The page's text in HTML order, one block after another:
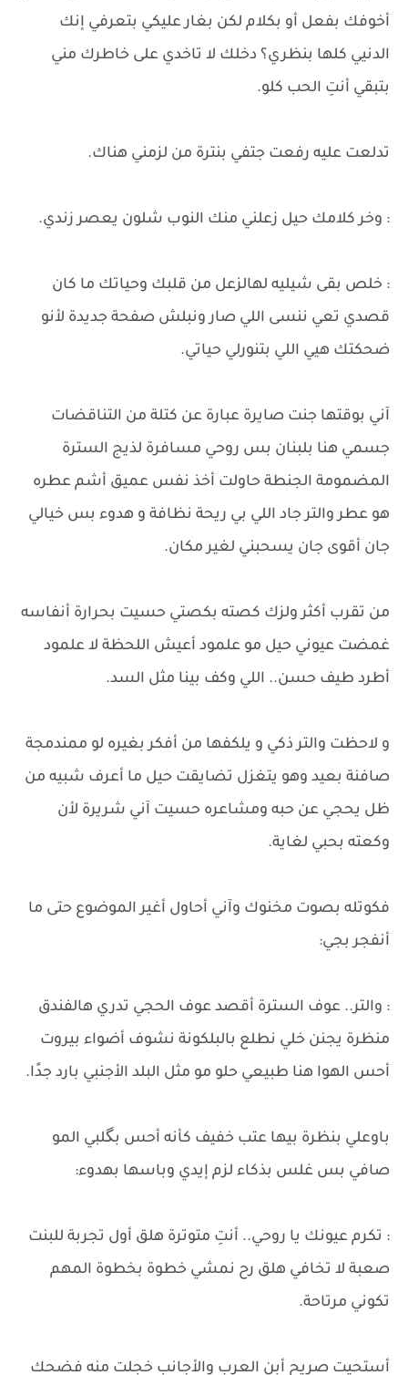
أخوفك بفعل أو بكلام لكن بغار عليكي بتعرفي إنك
الدنيي كلها بنظري؟ دخلك لا تاخدي على خاطرك مني
بتبقي أنتِ الحب كلو.
تدلعت عليه رفعت جتفي بنترة من لزمني هناك.
: وخر كلامك حيل زعلني منك النوب شلون يعصر زندي.
: خلص بقى شيليه لهالزعل من قلبك وحياتك ما كان
قصدي تعي ننسى اللي صار ونبلش صفحة جديدة لأنو
ضحكتك هيي اللي بتنورلي حياتي.
​آني بوقتها جنت صايرة عبارة عن كتلة من التناقضات
جسمي هنا بلبنان بس روحي مسافرة لذيج السترة
المضمومة الجنطة حاولت أخذ نفس عميق أشم عطره
هو عطر والتر جاد اللي بي ريحة نظافة و هدوء بس خيالي
جان أقوى جان يسحبني لغير مكان.
من تقرب أكثر ولزك كصته بكصتي حسيت بحرارة أنفاسه
غمضت عيوني حيل مو علمود أعيش اللحظة لا علمود
أطرد طيف حسن.. اللي وكف بينا مثل السد.
و لاحظت والتر ذكي و يلكفها من أفكر بغيره لو ممندمجة
صافنة بعيد وهو يتغزل تضايقت حيل ما أعرف شبيه من
ظل يحجي عن حبه ومشاعره حسيت آني شريرة لأن
وكعته بحبي لغاية.
​فكوتله بصوت مخنوك وآني أحاول أغير الموضوع حتى ما
أنفجر بجي:
: والتر.. عوف السترة أقصد عوف الحجي تدري هالفندق
منظرة يجنن خلي نطلع بالبلكونة نشوف أضواء بيروت
أحس الهوا هنا طبيعي حلو مو مثل البلد الأجنبي بارد جدًا.
​باوعلي بنظرة بيها عتب خفيف كأنه أحس بگلبي المو
صافي بس غلس بذكاء لزم إيدي وباسها بهدوء:
: تكرم عيونك يا روحي.. أنتِ متوترة هلق أول تجربة للبنت
صعبة لا تخافي هلق رح نمشي خطوة بخطوة المهم
تكوني مرتاحة.
​أستحيت صريح أبن العرب والأجانب خجلت منه فضحك